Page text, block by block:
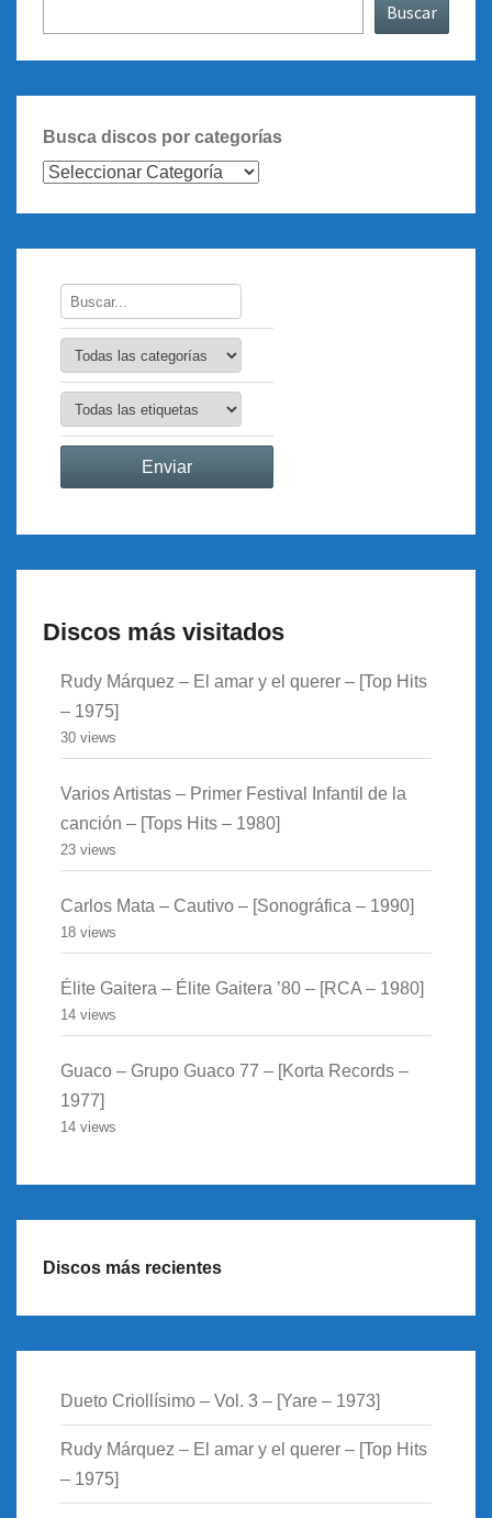
Buscar
Busca discos por categorías
Discos más visitados
Rudy Márquez – El amar y el querer – [Top Hits
– 1975]
30 views
Varios Artistas – Primer Festival Infantil de la
canción – [Tops Hits – 1980]
23 views
Carlos Mata – Cautivo – [Sonográfica – 1990]
18 views
Élite Gaitera – Élite Gaitera ’80 – [RCA – 1980]
14 views
Guaco – Grupo Guaco 77 – [Korta Records –
1977]
14 views
Discos más recientes
Dueto Criollísimo – Vol. 3 – [Yare – 1973]
Rudy Márquez – El amar y el querer – [Top Hits
– 1975]